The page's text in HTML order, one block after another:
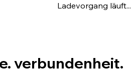
Ladevorgang läuft...
verbundenheit.